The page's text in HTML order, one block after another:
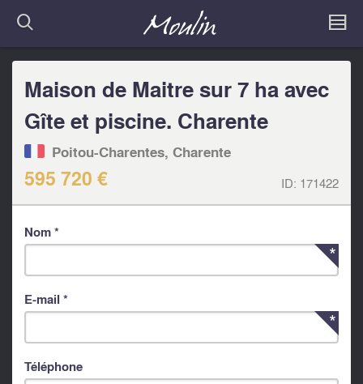
Maison de Maitre sur 7 ha avec
Gîte et piscine. Charente
Poitou-Charentes, Charente
595 720 € ID: 171422
Nom *
E-mail *
Téléphone